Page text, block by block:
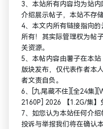
3、本站所有内容均为站
介绍展示帖子，本站不存
4、本文内所有链接指向
所有！其实际管理权为帖
关资源。
5、本帖内容由薯子在本
版块发布，仅代表作者本
者文责自负。
6、[九尾藏不住][全24集
2160P] 2026 【1.2G/集
7、如您认为本站任何介
投诉与举报我们将在确认